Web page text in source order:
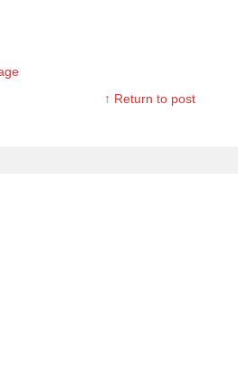
↑ Return to post